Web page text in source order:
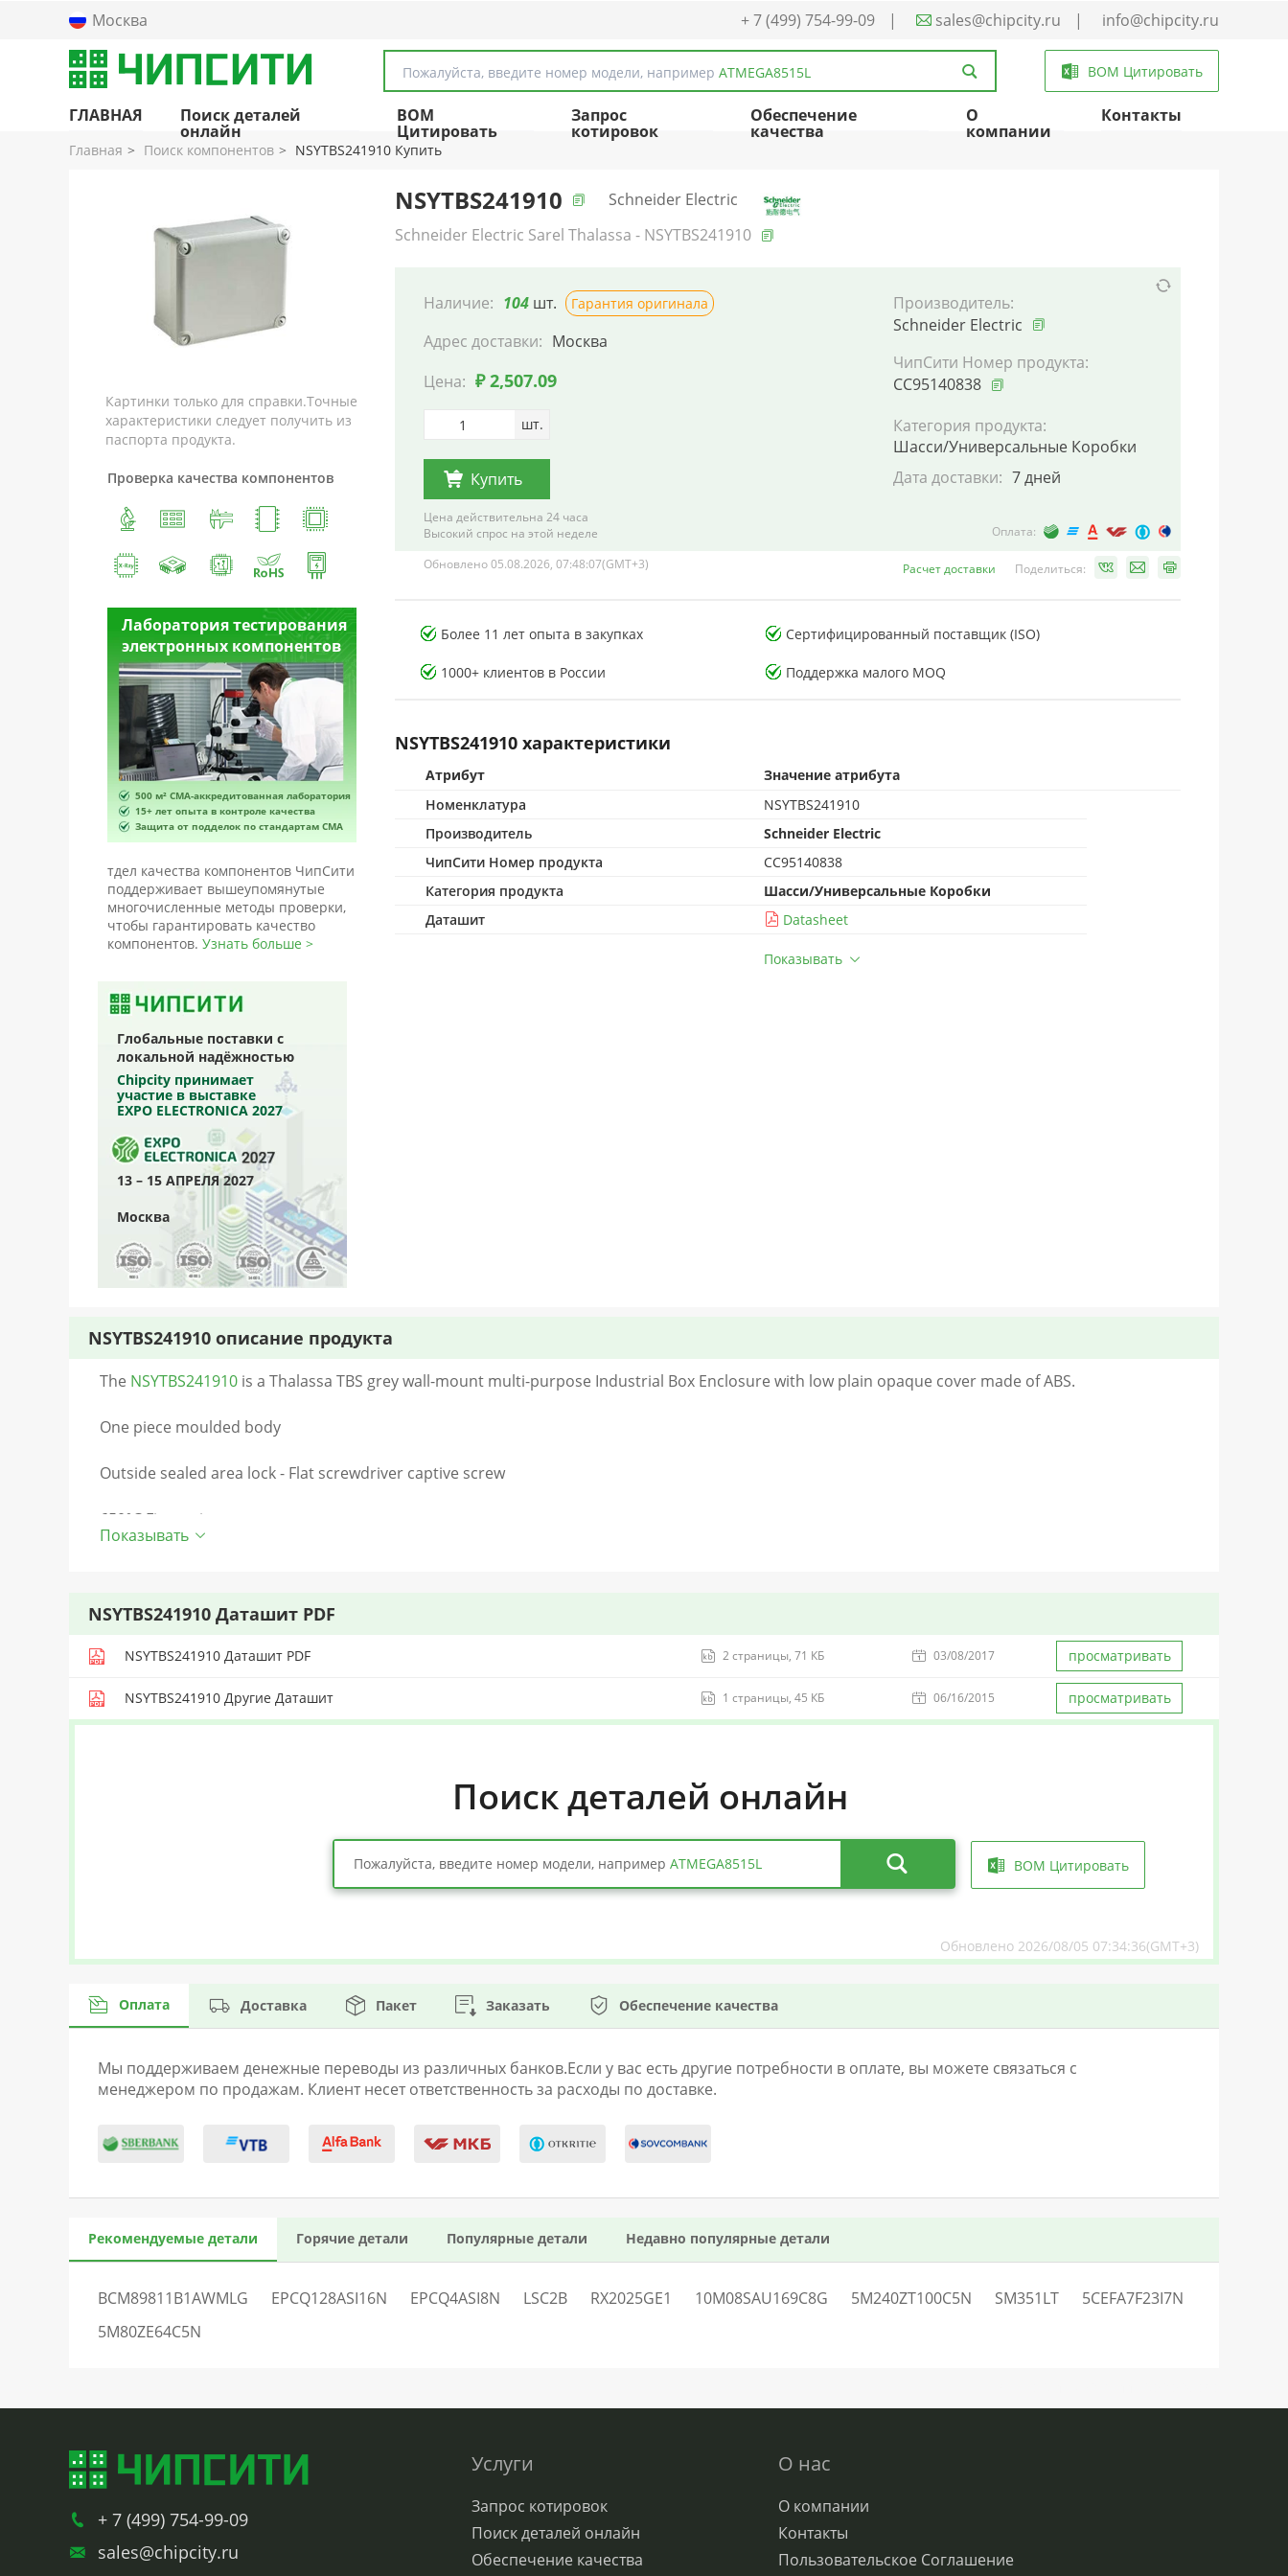
Москва + 7 (499) 754-99-09 | sales@chipcity.ru | info@chipcity.ru
Пожалуйста, введите номер модели, например ATMEGA8515L BOM Цитировать
ГЛАВНАЯ Поиск деталей
онлайн
BOM
Цитировать
Запрос
котировок
Обеспечение
качества
О
компании
Контакты
Главная Поиск компонентов NSYTBS241910 Купить
Картинки только для справки.Точные
характеристики следует получить из
паспорта продукта.
Проверка качества компонентов
Лаборатория тестирования
электронных компонентов
500 м² CMA-аккредитованная лаборатория
15+ лет опыта в контроле качества
Защита от подделок по стандартам CMA
Лаборатория тестирования
электронных компонентов
15+ лет опыта в контроле качества
Защита от подделок по стандартам CMA
Лаборатория тестирования
электронных компонентов
15+ лет опыта в контроле качества
Защита от подделок по стандартам CMA
тдел качества компонентов ЧипСити
поддерживает вышеупомянутые
многочисленные методы проверки,
чтобы гарантировать качество
компонентов. Узнать больше >
Глобальные поставки с
локальной надёжностью
Chipcity принимает
участие в выставке
EXPO ELECTRONICA 2027
13 – 15 АПРЕЛЯ 2027
Москва
NSYTBS241910
Schneider Electric
Schneider Electric Sarel Thalassa - NSYTBS241910
Наличие: 104 шт. Гарантия оригинала
Адрес доставки: Москва
Цена: ₽ 2,507.09
шт.
Купить
Цена действительна 24 часа
Высокий спрос на этой неделе
Производитель:
Schneider Electric
ЧипСити Номер продукта:
CC95140838
Категория продукта:
Шасси/Универсальные Коробки
Дата доставки: 7 дней
Оплата:
Обновлено 05.08.2026, 07:48:07(GMT+3)
Расчет доставки Поделиться:
Более 11 лет опыта в закупках Сертифицированный поставщик (ISO)
1000+ клиентов в России Поддержка малого MOQ
NSYTBS241910 характеристики
Атрибут
Значение атрибута
Номенклатура
NSYTBS241910
Производитель
Schneider Electric
ЧипСити Номер продукта
CC95140838
Категория продукта
Шасси/Универсальные Коробки
Даташит
Datasheet
Показывать
NSYTBS241910 описание продукта
The NSYTBS241910 is a Thalassa TBS grey wall-mount multi-purpose Industrial Box Enclosure with low plain opaque cover made of ABS.
One piece moulded body
Outside sealed area lock - Flat screwdriver captive screw
650°C Fire resistance
-25 to 60°C Operating temperature range
Показывать
NSYTBS241910 Даташит PDF
NSYTBS241910 Даташит PDF 2 страницы, 71 КБ 03/08/2017 просматривать
NSYTBS241910 Другие Даташит 1 страницы, 45 КБ 06/16/2015 просматривать
Поиск деталей онлайн
Пожалуйста, введите номер модели, например ATMEGA8515L BOM Цитировать
Обновлено 2026/08/05 07:34:36(GMT+3)
Оплата Доставка Пакет Заказать Обеспечение качества
Мы поддерживаем денежные переводы из различных банков.Если у вас есть другие потребности в оплате, вы можете связаться с
менеджером по продажам. Клиент несет ответственность за расходы по доставке.
Рекомендуемые детали Горячие детали Популярные детали Недавно популярные детали
BCM89811B1AWMLG EPCQ128ASI16N EPCQ4ASI8N LSC2B RX2025GE1 10M08SAU169C8G 5M240ZT100C5N SM351LT
5CEFA7F23I7N
5M80ZE64C5N
+ 7 (499) 754-99-09
sales@chipcity.ru
Услуги
Запрос котировок
Поиск деталей онлайн
Обеспечение качества
О нас
О компании
Контакты
Пользовательское Соглашение